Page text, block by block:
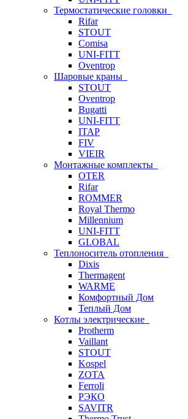
Термостатические головки
Rifar
STOUT
Comisa
UNI-FITT
Oventrop
Шаровые краны
STOUT
Oventrop
Bugatti
UNI-FITT
ITAP
FIV
VIEIR
Монтажные комплекты
OTER
Rifar
ROMMER
Royal Thermo
Millennium
UNI-FITT
GLOBAL
Теплоноситель отопления
Dixis
Thermagent
WARME
Комфортный Дом
Теплый Дом
Котлы электрические
Protherm
Vaillant
STOUT
Kospel
ZOTA
Ferroli
РЭКО
SAVITR